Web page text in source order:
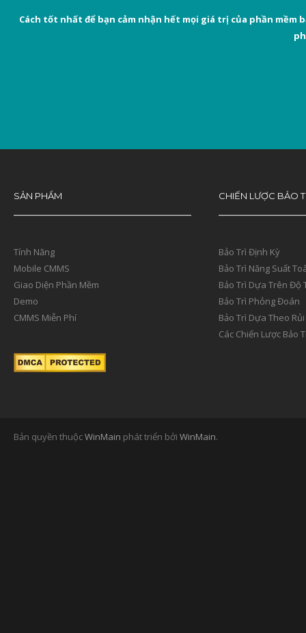
Cách tốt nhất để bạn cảm nhận hết mọi giá trị của phần
SẢN PHẨM
Tính Năng
Mobile CMMS
Giao Diện Phần Mềm
Demo
CMMS Miễn Phí
CHIẾN LƯỢC BẢO
Bảo Trì Định Kỳ
Bảo Trì Năng Suất
Bảo Trì Dựa Trên Độ
Bảo Trì Phỏng Đoán
Bảo Trì Dựa Theo
Các Chiến Lược Bảo
Bản quyền thuộcWinMain phát triển bởi WinMain.